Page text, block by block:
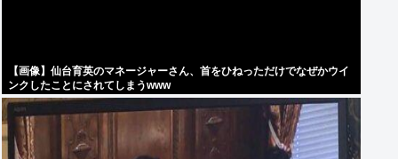
【画像】仙台育英のマネージャーさん、首をひねっただけでなぜかウイ
ンクしたことにされてしまうwww